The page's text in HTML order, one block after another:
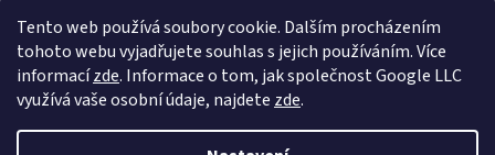
Tento web používá soubory cookie. Dalším procházením
tohoto webu vyjadřujete souhlas s jejich používáním. Více
informacízde. Informace o tom, jak společnost Google LLC
využívá vaše osobní údaje, najdete zde.
www.damske-paruky.eu